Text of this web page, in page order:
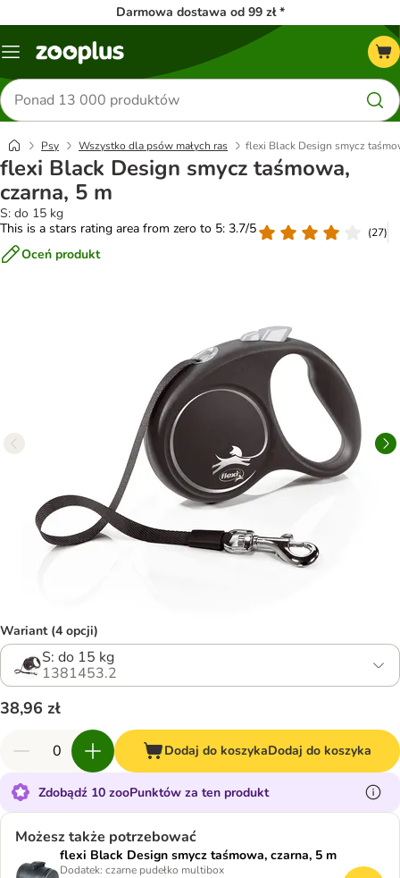
Darmowa dostawa od 99 zł *
Menu
Szukaj
produktów
Psy Wszystko dla psów małych ras flexi Black Design smycz
flexi Black Design smycz taśmowa,
czarna, 5 m
S: do 15 kg
This is a stars rating area from zero to 5: 3.7/5
(27)
Oceń produkt
Wariant (4 opcji)
S: do 15 kg
1381453.2
38,96 zł
Dodaj do koszykaDodaj do koszyka
Zdobądź 10 zooPunktów za ten produkt
Możesz także potrzebować
flexi Black Design smycz taśmowa, czarna, 5 m
Dodatek: czarne pudełko multibox